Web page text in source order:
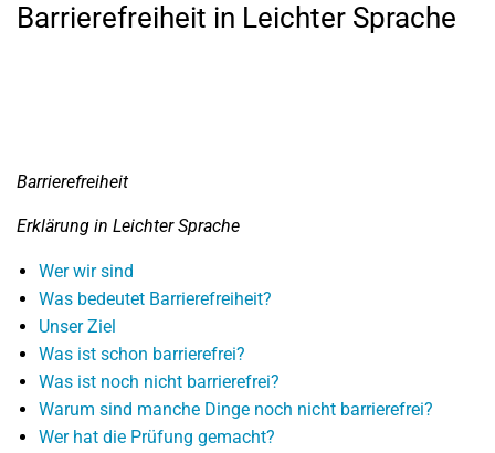
Barrierefreiheit in Leichter Sprache
Barrierefreiheit
Erklärung in Leichter Sprache
Wer wir sind
Was bedeutet Barrierefreiheit?
Unser Ziel
Was ist schon barrierefrei?
Was ist noch nicht barrierefrei?
Warum sind manche Dinge noch nicht barrierefrei?
Wer hat die Prüfung gemacht?